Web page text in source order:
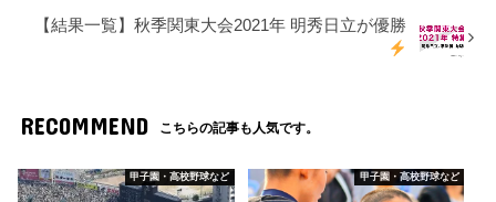
【結果一覧】秋季関東大会2021年 明秀日立が優勝
RECOMMEND こちらの記事も人気です。
甲子園・高校野球など 甲子園・高校野球など